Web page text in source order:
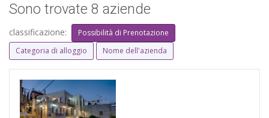
Sono trovate 8 aziende
classificazione:
Possibilità di Prenotazione
Categoria di alloggio
Nome dell'azienda